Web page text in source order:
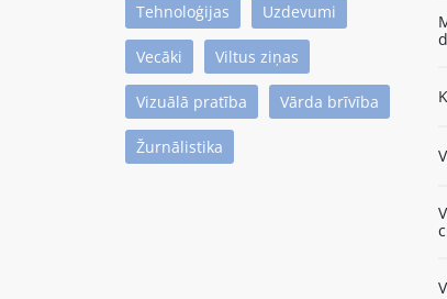
Tehnoloģijas Uzdevumi
Vecāki Viltus ziņas
Vizuālā pratība Vārda brīvība
Žurnālistika